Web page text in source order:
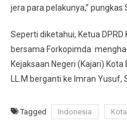
jera para pelakunya,” pungkas
Seperti diketahui, Ketua
bersama Forkopimda
Kejaksaan Negeri (Kajari) Kota
LL.M berganti ke Imran Yusuf,
Tagged Indonesia